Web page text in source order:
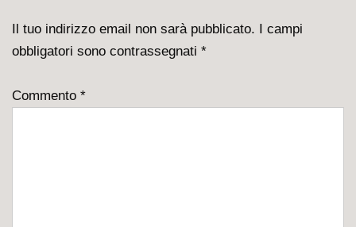
Il tuo indirizzo email non sarà pubblicato. I campi
obbligatori sono contrassegnati *
Commento *